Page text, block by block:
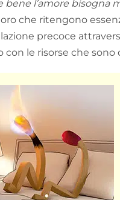
bene l’amore bisogna
che ritengono
precoce
con le risorse che sono